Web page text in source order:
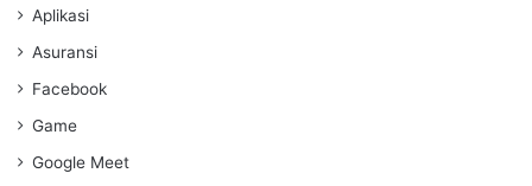
Aplikasi
Asuransi
Facebook
Game
Google Meet